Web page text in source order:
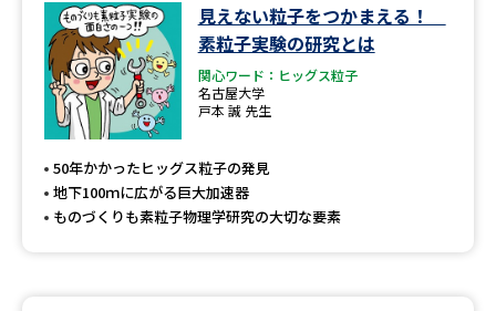
来場型・Web型イベント特集 夢ナビライブ
受験準備
志望校・出願校を調べる
見えない粒子をつかまえる！
素粒子実験の研究とは
関心ワード：ヒッグス粒子
名古屋大学
戸本 誠 先生
50年かかったヒッグス粒子の発見
地下100ｍに広がる巨大加速器
ものづくりも素粒子物理学研究の大切な要素